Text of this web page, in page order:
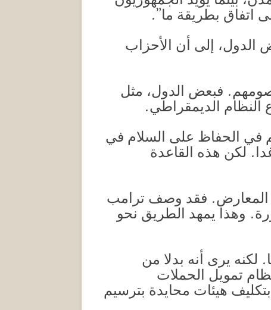
اتفاق بطريقة ما”.
الدول، إلى أن الأحزاب
فبعض الدول، مثل
النظام الديمقراطي.
في الحفاظ على السلام في
لكن هذه القاعدة
المعارض. فقد وصف ترامب
وهذا يمهد الطريق نحو
لكنه يرى أنه بدلا من
تمويل الحملات
هيئات محايدة بترسيم